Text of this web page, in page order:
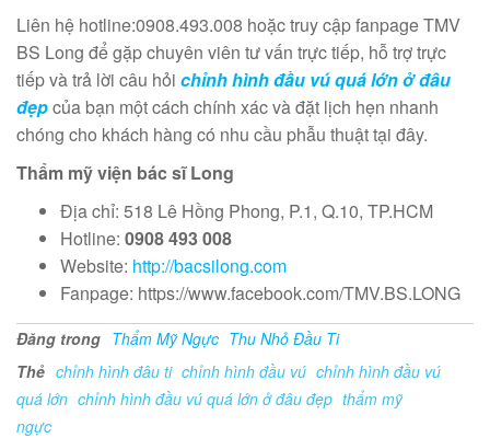
Liên hệ hotline:0908.493.008 hoặc truy cập fanpage TMV
BS Long để gặp chuyên viên tư vấn trực tiếp, hỗ trợ trực
tiếp và trả lời câu hỏi chỉnh hình đầu vú quá lớn ở đâu
đẹpcủa bạn một cách chính xác và đặt lịch hẹn nhanh
chóng cho khách hàng có nhu cầu phẫu thuật tại đây.
Thẩm mỹ viện bác sĩ Long
Địa chỉ: 518 Lê Hồng Phong, P.1, Q.10, TP.HCM
Hotline: 0908 493 008
Website: http://bacsilong.com
Fanpage: https://www.facebook.com/TMV.BS.LONG
Đăng trong Thẩm Mỹ Ngực Thu Nhỏ Đầu Ti
Thẻ chỉnh hình đâu ti chỉnh hình đầu vú chỉnh hình đầu vú
quá lớn chỉnh hình đầu vú quá lớn ở đâu đẹp thẩm mỹ
ngực